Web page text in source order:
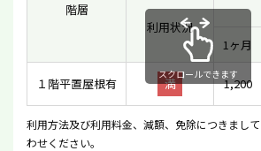
階層
利用状況
1ヶ月
１階平置屋根有 満 1,200
スクロールできます
利用方法及び利用料金、減額、免除につきまし
わせください。